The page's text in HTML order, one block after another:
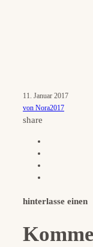
11. Januar 2017
von Nora2017
share
hinterlasse einen